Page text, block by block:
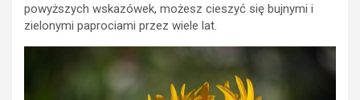
powyższych wskazówek, możesz cieszyć się bujnymi i
zielonymi paprociami przez wiele lat.